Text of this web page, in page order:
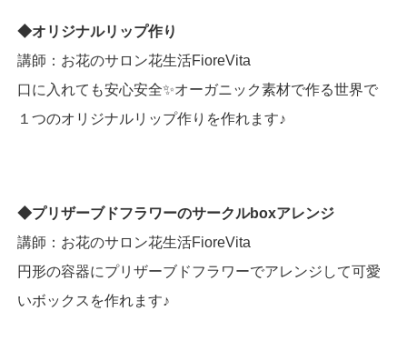
◆オリジナルリップ作り
講師：お花のサロン花生活FioreVita
口に入れても安心安全✨オーガニック素材で作る世界で
１つのオリジナルリップ作りを作れます♪
◆プリザーブドフラワーのサークルboxアレンジ
講師：お花のサロン花生活FioreVita
円形の容器にプリザーブドフラワーでアレンジして可愛
いボックスを作れます♪